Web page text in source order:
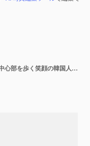
ヘッドフォンで音楽を聴きながら市内中心部を歩く笑顔の韓国人少女のポートレート